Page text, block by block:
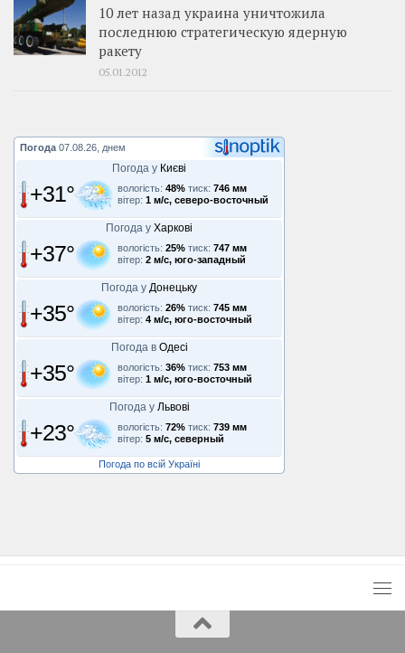
10 лет назад украина уничтожила
последнюю стратегическую ядерную
ракету
05.01.2012
Погода 07.08.26, днем
Погода у Києві
+31° вологість: 48% тиск: 746 мм
вітер: 1 м/с, северо-восточный
Погода у Харкові
+37° вологість: 25% тиск: 747 мм
вітер: 2 м/с, юго-западный
Погода у Донецьку
+35° вологість: 26% тиск: 745 мм
вітер: 4 м/с, юго-восточный
Погода в Одесі
+35° вологість: 36% тиск: 753 мм
вітер: 1 м/с, юго-восточный
Погода у Львові
+23° вологість: 72% тиск: 739 мм
вітер: 5 м/с, северный
Погода по всій Україні